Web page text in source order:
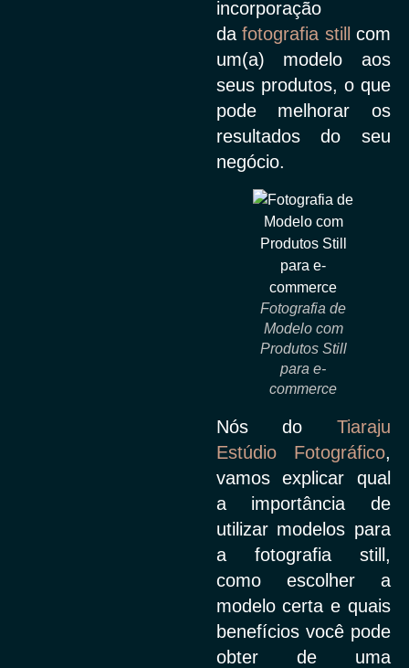
incorporação
dafotografia still
com
um(a) modelo aos
seus produtos, o que
pode melhorar os
resultados do seu
negócio.
Fotografia de
Modelo com
Produtos Still
para e-
commerce
Nós do Tiaraju
Estúdio Fotográfico,
vamos explicar qual
a importância de
utilizar modelos para
a fotografia still,
como escolher a
modelo certa e quais
benefícios você pode
obter de uma